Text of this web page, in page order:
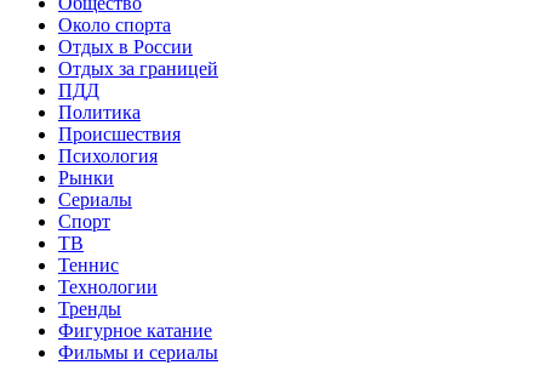
Около спорта
Отдых в России
Отдых за границей
ПДД
Политика
Происшествия
Психология
Рынки
Сериалы
Спорт
ТВ
Теннис
Технологии
Тренды
Фигурное катание
Фильмы и сериалы